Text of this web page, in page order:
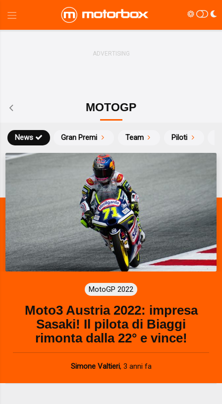
MOTOGP
News Gran Premi Team Piloti
MotoGP 2022
Moto3 Austria 2022: impresa
Sasaki! Il pilota di Biaggi
rimonta dalla 22° e vince!
Simone Valtieri, 3 anni fa